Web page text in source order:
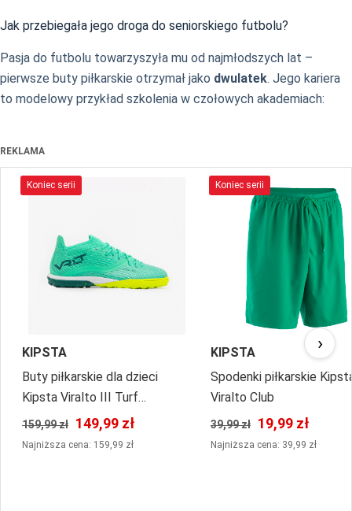
Jak przebiegała jego droga do seniorskiego futbolu?
Pasja do futbolu towarzyszyła mu od najmłodszych lat –
pierwsze buty piłkarskie otrzymał jako dwulatek. Jego kariera
to modelowy przykład szkolenia w czołowych akademiach:
REKLAMA
Koniec serii
KIPSTA
Buty piłkarskie dla dzieci
Kipsta Viralto III Turf
sznurowane
159,99 zł 149,99 zł
Najniższa cena: 159,99 zł
Koniec serii
KIPSTA
Spodenki piłkarskie
Viralto Club
39,99 zł 19,99 zł
Najniższa cena: 39,99 zł
›